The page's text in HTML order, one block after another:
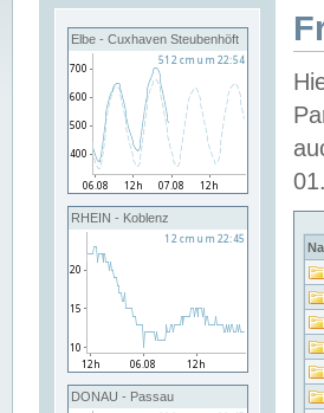
Elbe - Cuxhaven Steubenhöft
RHEIN - Koblenz
DONAU - Passau